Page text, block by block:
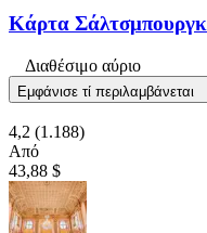
Κάρτα Σάλτσμπουργκ
Διαθέσιμο αύριο
Εμφάνισε τί περιλαμβάνεται
4,2 (1.188)
Από
43,88 $